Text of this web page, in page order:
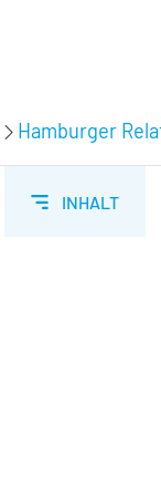
Hamburger
INHALT